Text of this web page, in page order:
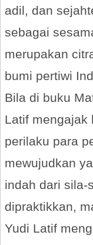
adil, dan
sebagai
merupakan
bumi pertiwi
Bila di buku
Latif mengajak
perilaku para
mewujudkan
indah dari
dipraktikkan,
Yudi Latif